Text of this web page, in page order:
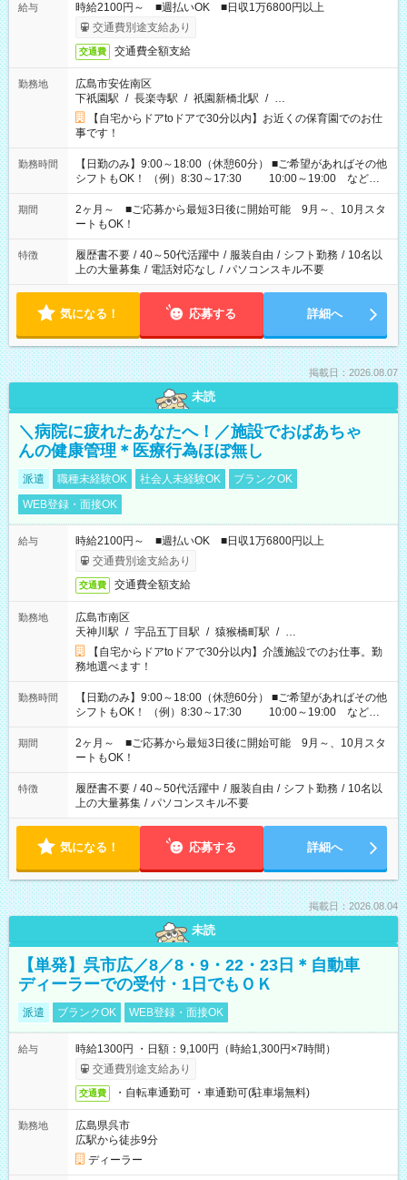
給与
時給2100円～ ■週払いOK ■日収1万6800円以上
交通費別途支給あり
交通費 交通費全額支給
勤務地
広島市安佐南区
下祇園駅 / 長楽寺駅 / 祇園新橋北駅 / …
【自宅からドアtoドアで30分以内】お近くの保育園でのお仕
事です！
勤務時間
【日勤のみ】9:00～18:00（休憩60分） ■ご希望があればその他
シフトもOK！ （例）8:30～17:30 10:00～19:00 など
「家族とお休みを合わせたい」 「余裕を持って夕飯の準備がし
たい」 「できれば残業はしたくない」 など、ご希望があれば教
えてくださいね。 ※Wワーク希望の方へ 今ご覧のお仕事で希望
する勤務時間と、もう1つのお仕事の勤務時間。 合計で週40時
間を超える場合は応募できません
期間
2ヶ月～ ■ご応募から最短3日後に開始可能 9月～、10月スタ
ートもOK！
特徴 履歴書不要 / 40～50代活躍中 / 服装自由 / シフト勤務 / 10名以
上の大量募集 / 電話対応なし / パソコンスキル不要
気になる！ 応募する 詳細へ
掲載日：2026.08.07
未読
＼病院に疲れたあなたへ！／施設でおばあちゃ
んの健康管理＊医療行為ほぼ無し
派遣 職種未経験OK 社会人未経験OK
ブランクOK
WEB登録・面接OK
給与
時給2100円～ ■週払いOK ■日収1万6800円以上
交通費別途支給あり
交通費 交通費全額支給
勤務地
広島市南区
天神川駅 / 宇品五丁目駅 / 猿猴橋町駅 / …
【自宅からドアtoドアで30分以内】介護施設でのお仕事。勤
務地選べます！
勤務時間
【日勤のみ】9:00～18:00（休憩60分） ■ご希望があればその他
シフトもOK！ （例）8:30～17:30 10:00～19:00 など
「家族とお休みを合わせたい」 「できれば残業はしたくない」
など、あなたのご希望に沿ったお仕事をご紹介します！ ※Wワ
ーク希望の方へ 今ご覧のお仕事で希望する勤務時間と、もう1つ
のお仕事の勤務時間。 合計で週40時間を超える場合は応募でき
ません
期間
2ヶ月～ ■ご応募から最短3日後に開始可能 9月～、10月スタ
ートもOK！
特徴 履歴書不要 / 40～50代活躍中 / 服装自由 / シフト勤務 / 10名以
上の大量募集 / パソコンスキル不要
気になる！ 応募する 詳細へ
掲載日：2026.08.04
未読
【単発】呉市広／8／8・9・22・23日＊自動車
ディーラーでの受付・1日でもＯＫ
派遣 ブランクOK WEB登録・面接OK
給与
時給1300円 ・日額：9,100円（時給1,300円×7時間）
交通費別途支給あり
交通費 ・自転車通勤可 ・車通勤可(駐車場無料)
勤務地
広島県呉市
広駅から徒歩9分
ディーラー